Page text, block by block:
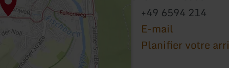
+49 6594 214
E-mail
Planifier votre